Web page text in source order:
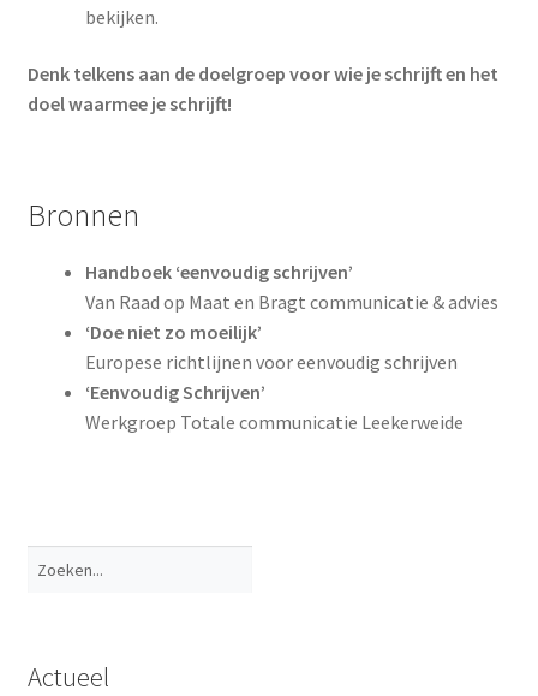
bekijken.
Denk telkens aan de doelgroep voor wie je schrijft en het
doel waarmee je schrijft!
Bronnen
Handboek ‘eenvoudig schrijven’
Van Raad op Maat en Bragt communicatie & advies
‘Doe niet zo moeilijk’
Europese richtlijnen voor eenvoudig schrijven
‘Eenvoudig Schrijven’
Werkgroep Totale communicatie Leekerweide
Actueel